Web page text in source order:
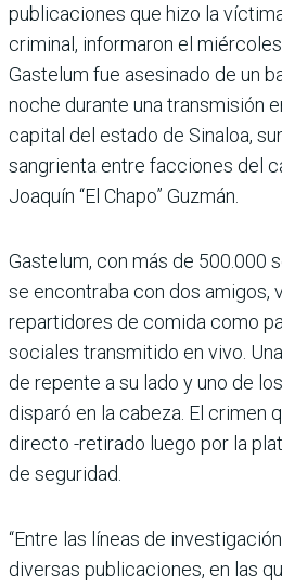
publicaciones que hizo la
criminal, informaron el
Gastelum fue asesinado de un
noche durante una transmisión
capital del estado de Sinaloa,
sangrienta entre facciones del
Joaquín “El Chapo” Guzmán.
Gastelum, con más de 500.000
se encontraba con dos amigos,
repartidores de comida como
sociales transmitido en vivo.
de repente a su lado y uno de
disparó en la cabeza. El crimen
directo -retirado luego por la
de seguridad.
“Entre las líneas de
diversas publicaciones, en las